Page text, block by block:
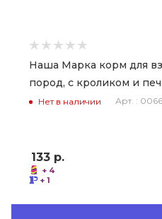
Наша Марка корм для
пород, с кроликом и
Нет в наличии Арт. :
133 р.
+ 4
+ 1